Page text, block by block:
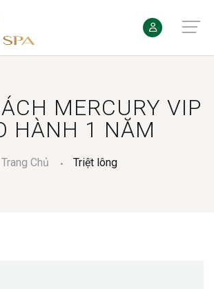
MERCURY VIP
HÀNH 1 NĂM
Trang Chủ Triệt lông